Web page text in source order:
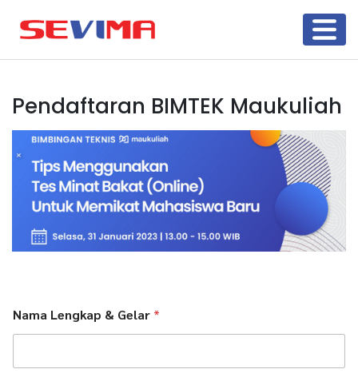
Pendaftaran BIMTEK Maukuliah
Nama Lengkap & Gelar *